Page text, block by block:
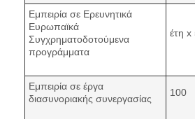
Εμπειρία σε Ερευνητικά
Ευρωπαϊκά
Συγχρηματοδοτούμενα
προγράμματα
έτη
Εμπειρία σε έργα
διασυνοριακής συνεργασίας
100